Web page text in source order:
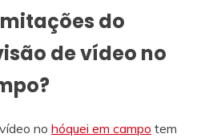
do
de vídeo no
no hóquei em campo tem